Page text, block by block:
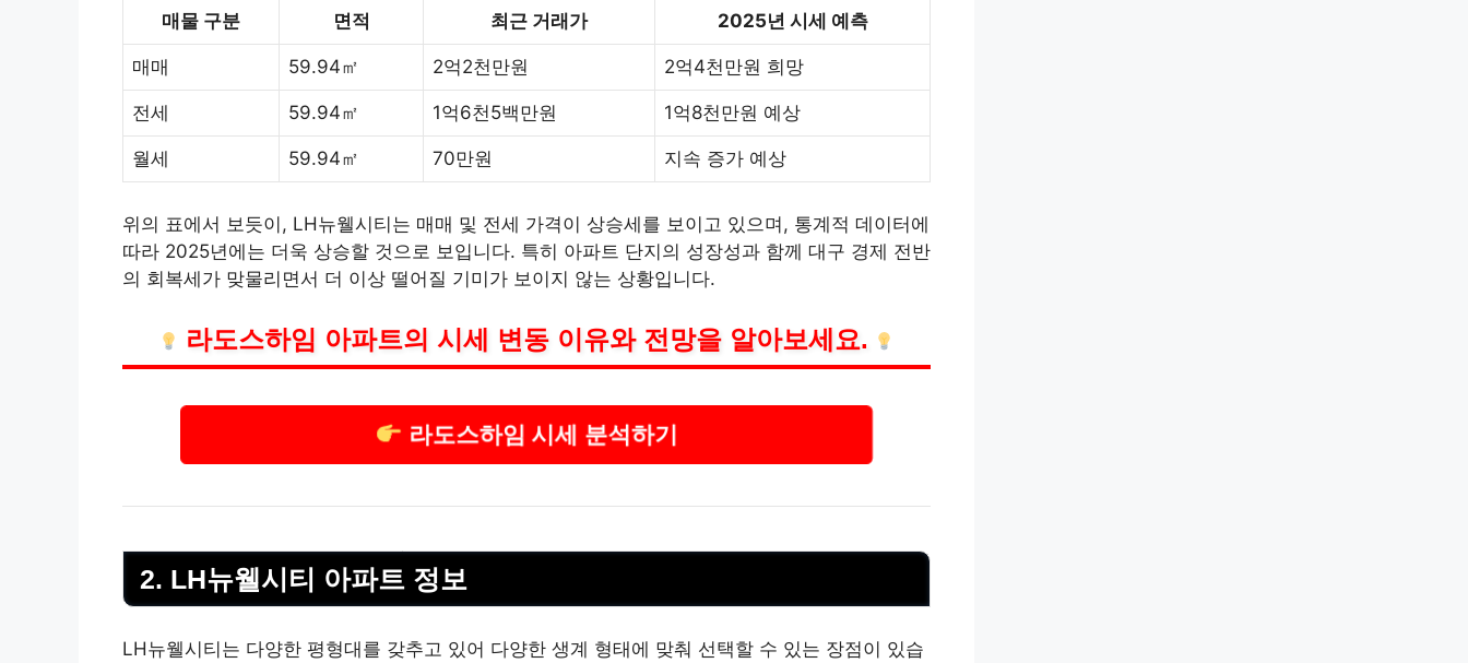
매물 구분 면적 최근 거래가 2025년 시세 예측
매매 59.94㎡ 2억2천만원 2억4천만원 희망
전세 59.94㎡ 1억6천5백만원 1억8천만원 예상
월세 59.94㎡ 70만원 지속 증가 예상
위의 표에서 보듯이, LH뉴웰시티는 매매 및 전세 가격이 상승세를 보이고 있으며, 통계적 데이터에
따라 2025년에는 더욱 상승할 것으로 보입니다. 특히 아파트 단지의 성장성과 함께 대구 경제 전반
의 회복세가 맞물리면서 더 이상 떨어질 기미가 보이지 않는 상황입니다.
라도스하임 아파트의 시세 변동 이유와 전망을 알아보세요.
라도스하임 시세 분석하기
2. LH뉴웰시티 아파트 정보
LH뉴웰시티는 다양한 평형대를 갖추고 있어 다양한 생계 형태에 맞춰 선택할 수 있는 장점이 있습